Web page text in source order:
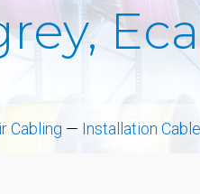
Cabling — Installation